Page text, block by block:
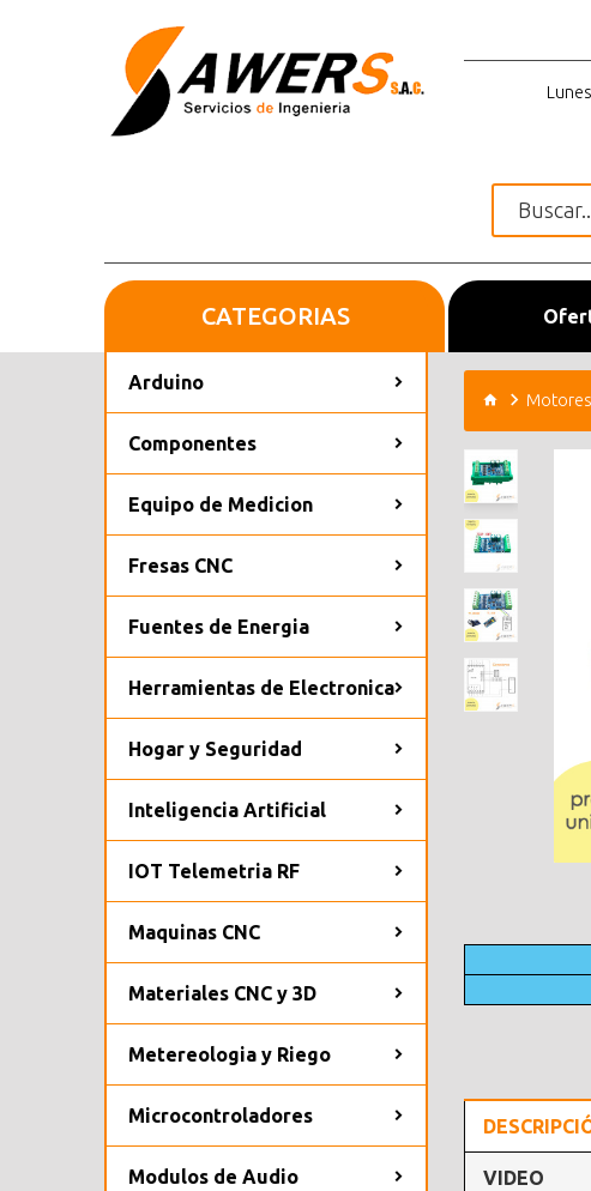
Inicio
CATEGORIAS
Arduino
Componentes
Equipo de Medicion
Fresas CNC
Fuentes de Energia
Herramientas de Electronica
Hogar y Seguridad
Inteligencia Artificial
IOT Telemetria RF
Maquinas CNC
Materiales CNC y 3D
Metereologia y Riego
Microcontroladores
Modulos de Audio
Motores
VIDEO